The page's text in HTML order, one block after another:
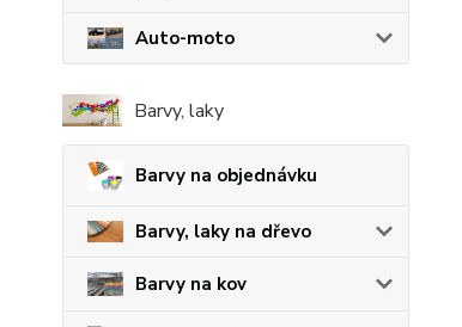
Auto-moto
Barvy, laky
Barvy na objednávku
Barvy, laky na dřevo
Barvy na kov